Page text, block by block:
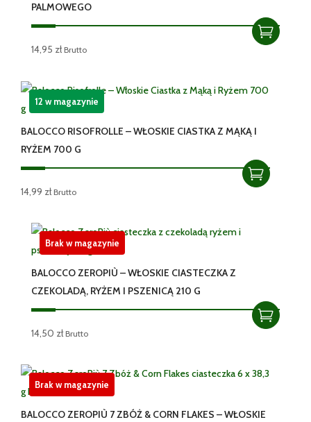
PALMOWEGO
14,95 zł Brutto
BALOCCO RISOFROLLE – WŁOSKIE CIASTKA Z MĄKĄ I
RYŻEM 700 G
14,99 zł Brutto
12 w magazynie
BALOCCO ZEROPIÙ – WŁOSKIE CIASTECZKA Z
CZEKOLADĄ, RYŻEM I PSZENICĄ 210 G
14,50 zł Brutto
Brak w magazynie
BALOCCO ZEROPIÙ 7 ZBÓŻ & CORN FLAKES – WŁOSKIE
Brak w magazynie